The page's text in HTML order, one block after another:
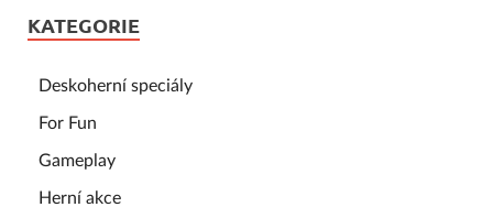
KATEGORIE
Deskoherní speciály
For Fun
Gameplay
Herní akce